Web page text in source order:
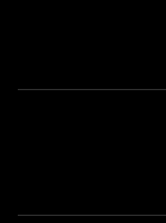
Nossas Lojas